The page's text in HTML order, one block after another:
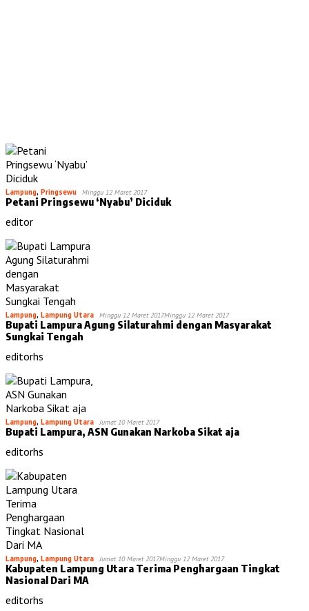
Lampung, Pringsewu Minggu 12 Maret 2017
Petani Pringsewu ‘Nyabu’ Diciduk
editor
Lampung, Lampung Utara Minggu 12 Maret 2017Minggu 12 Maret 2017
Bupati Lampura Agung Silaturahmi dengan Masyarakat
Sungkai Tengah
editorhs
Lampung, Lampung Utara Jumat 10 Maret 2017
Bupati Lampura, ASN Gunakan Narkoba Sikat aja
editorhs
Lampung, Lampung Utara Jumat 10 Maret 2017Minggu 12 Maret 2017
Kabupaten Lampung Utara Terima Penghargaan Tingkat
Nasional Dari MA
editorhs